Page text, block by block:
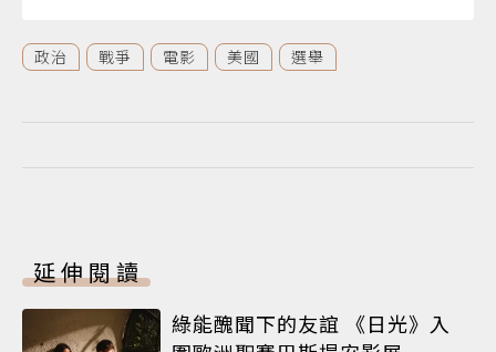
政治 戰爭 電影 美國 選舉
延伸閱讀
綠能醜聞下的友誼 《日光》入